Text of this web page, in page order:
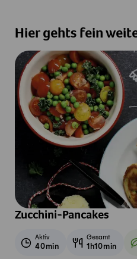
Hier gehts fein
Zucchini-Pancakes
Aktiv
40min
Gesamt
1h10min